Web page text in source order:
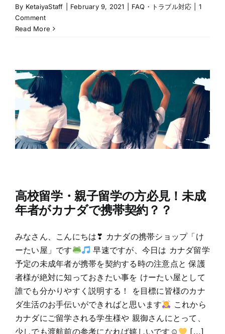
By KetaiyaStaff February 9, 2021 FAQ・トラブル対応
1
Comment
Read More
高校留学・親子留学の方必見！未成
年者がカナダで携帯契約？？
みなさん、こんにちは❣ カナダの携帯ショップ「け
ーたい屋」です
早速ですが、今日は カナダ留学
予定の未成年者が携帯を契約する時の注意点と 保護
者様が絶対に知っておきたい事を けーたい屋として
誰でも分かりやすく説明する！ を目標に皆様のカナ
ダ生活のお手伝いができればと思います
これから
カナダにご留学される学生様や 親御さんにとって、
少しでも渡航前の参考になれば嬉しいです☺
[...]